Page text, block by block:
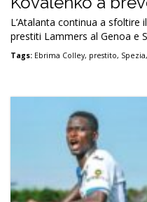
L’Atalanta continua a sfoltire
prestiti Lammers al Genoa e
Tags: Ebrima Colley, prestito, Spezia,